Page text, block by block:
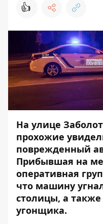
👍
На улице
прохожие
поврежденный
Прибывшая на
оперативная
что машину
столицы, а
угонщика.